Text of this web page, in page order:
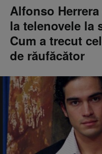
Alfonso
la telenovele la
Cum a trecut
de răufăcător